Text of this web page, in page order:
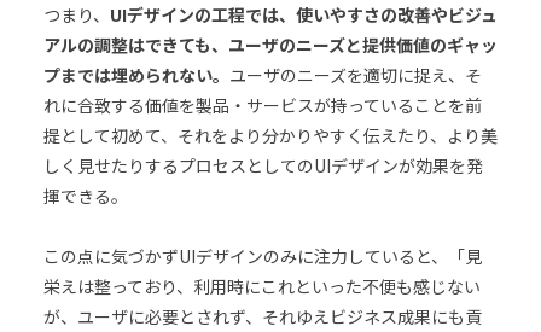
つまり、 UIデザインの工程では、使いやすさの改善やビジュ
アルの調整はできても、ユーザのニーズと提供価値のギャッ
プまでは埋められない。 ユーザのニーズを適切に捉え、そ
れに合致する価値を製品・サービスが持っていることを前
提として初めて、それをより分かりやすく伝えたり、より美
しく見せたりするプロセスとしてのUIデザインが効果を発
揮できる。
この点に気づかずUIデザインのみに注力していると、「見
栄えは整っており、利用時にこれといった不便も感じない
が、ユーザに必要とされず、それゆえビジネス成果にも貢